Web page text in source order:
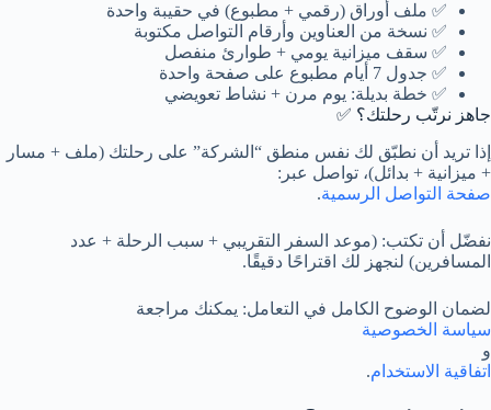
✅ ملف أوراق (رقمي + مطبوع) في حقيبة واحدة
✅ نسخة من العناوين وأرقام التواصل مكتوبة
✅ سقف ميزانية يومي + طوارئ منفصل
✅ جدول 7 أيام مطبوع على صفحة واحدة
✅ خطة بديلة: يوم مرن + نشاط تعويضي
جاهز نرتّب رحلتك؟ ✅
إذا تريد أن نطبّق لك نفس منطق “الشركة” على رحلتك (ملف + مسار
+ ميزانية + بدائل)، تواصل عبر:
صفحة التواصل الرسمية.
نفضّل أن تكتب: (موعد السفر التقريبي + سبب الرحلة + عدد
المسافرين) لنجهز لك اقتراحًا دقيقًا.
لضمان الوضوح الكامل في التعامل: يمكنك مراجعة
سياسة الخصوصية
و
اتفاقية الاستخدام.